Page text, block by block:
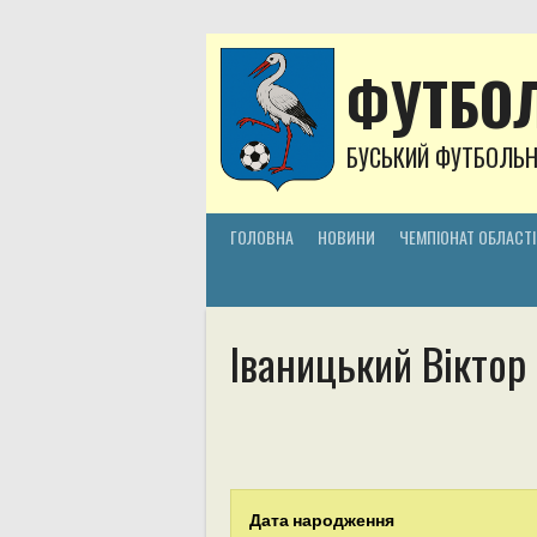
БУСЬКИЙ
ГОЛОВНА НОВИНИ ЧЕМПІОНАТ ОБЛАСТІ
Іваницький Віктор
Дата народження